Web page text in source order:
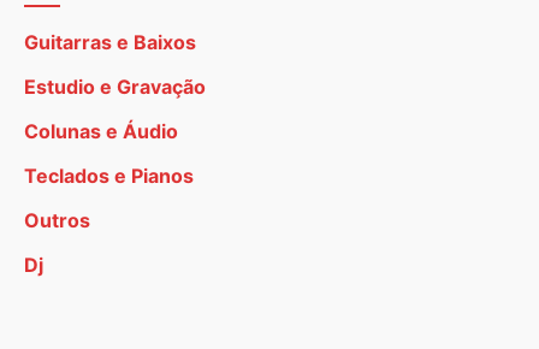
Guitarras e Baixos
Estudio e Gravação
Colunas e Áudio
Teclados e Pianos
Outros
Dj